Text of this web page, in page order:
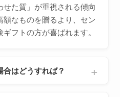
せた質」が重視される傾向
額なものを贈るより、セン
フトの方が喜ばれます。
はどうすれば？